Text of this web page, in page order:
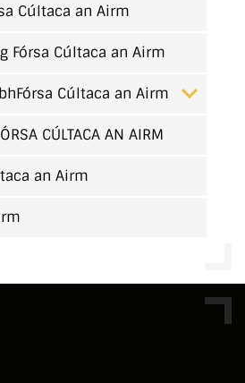
Cúltaca an Airm
Fórsa Cúltaca an Airm
Cúltaca an Airm
CÚLTACA AN AIRM
an Airm